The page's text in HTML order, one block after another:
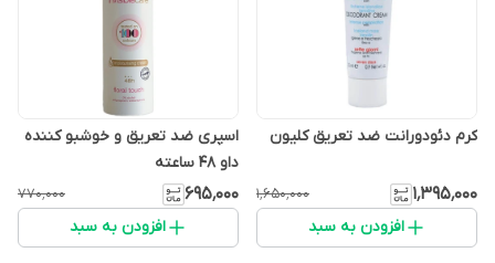
کرم دئودورانت ضد تعریق کلیون
۱٬۳۹۵٬۰۰۰ ۱٬۶۵۰٬۰۰۰
افزودن به سبد
اسپری ضد تعریق و خوشبو کننده
داو 48 ساعته
۶۹۵٬۰۰۰ ۷۷۰٬۰۰۰
افزودن به سبد